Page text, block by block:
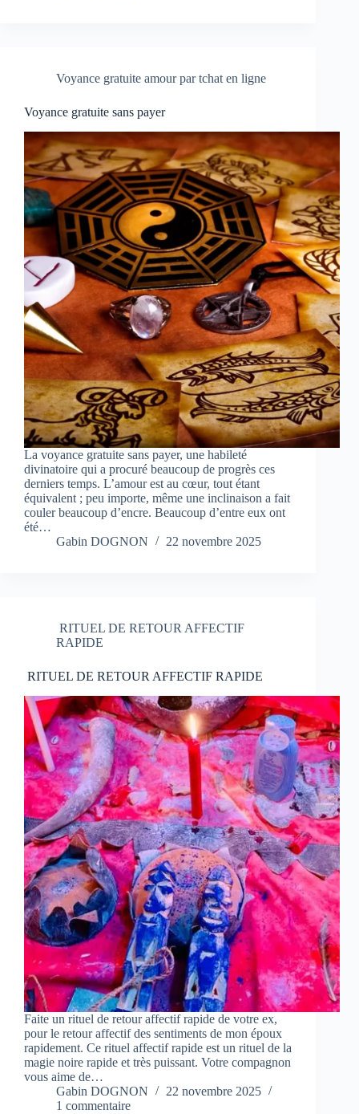
Voyance gratuite amour par tchat en ligne
Voyance gratuite sans payer
La voyance gratuite sans payer, une habileté
divinatoire qui a procuré beaucoup de progrès ces
derniers temps. L’amour est au cœur, tout étant
équivalent ; peu importe, même une inclinaison a fait
couler beaucoup d’encre. Beaucoup d’entre eux ont
été…
Gabin DOGNON
22 novembre 2025
RITUEL DE RETOUR AFFECTIF
RAPIDE
RITUEL DE RETOUR AFFECTIF RAPIDE
Faite un rituel de retour affectif rapide de votre ex,
pour le retour affectif des sentiments de mon époux
rapidement. Ce rituel affectif rapide est un rituel de la
magie noire rapide et très puissant. Votre compagnon
vous aime de…
Gabin DOGNON
22 novembre 2025
1 commentaire